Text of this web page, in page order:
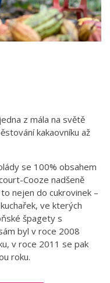
z mála na světě
kakaovníku až
se 100% obsahem
Cooze nadšeně
nejen do cukrovinek –
ve kterých
špagety s
byl v roce 2008
v roce 2011 se pak
roku.